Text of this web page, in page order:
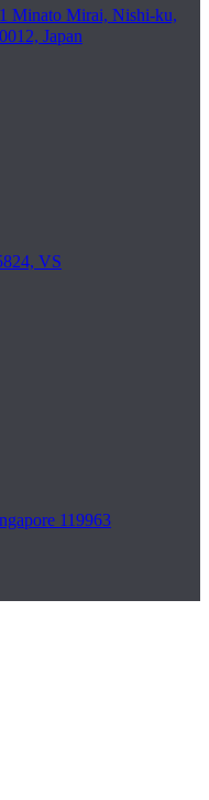
Minato Mirai, Nishi-ku,
Japan
VS
119963